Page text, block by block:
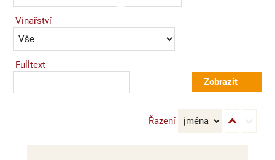
Vinařství
Fulltext
Řazení